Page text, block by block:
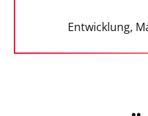
Entwicklung,